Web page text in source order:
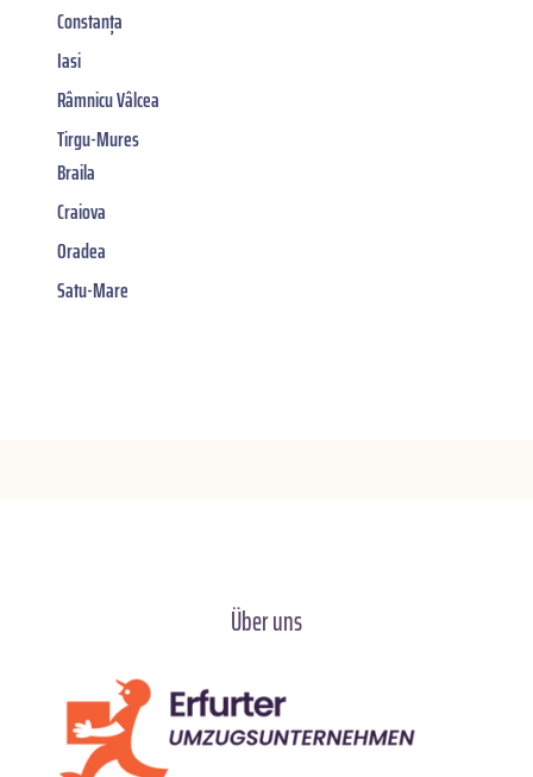
Constanța
Iasi
Râmnicu Vâlcea
Tirgu-Mures
Braila
Craiova
Oradea
Satu-Mare
Über uns